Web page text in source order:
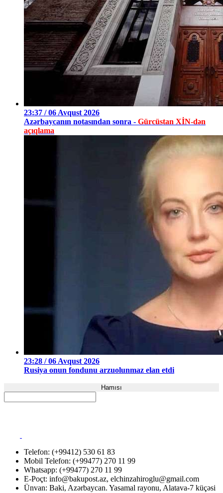
23:37 / 06 Avqust 2026
Azərbaycanın notasından sonra - Gürcüstan XİN-dən
açıqlama
23:28 / 06 Avqust 2026
Rusiya onun fondunu arzuolunmaz elan etdi
Hamısı
Telefon: (+99412) 530 61 83
Mobil Telefon: (+99477) 270 11 99
Whatsapp: (+99477) 270 11 99
E-Poçt: info@bakupost.az, elchinzahiroglu@gmail.com
Ünvan: Baki, Azərbaycan. Yasamal rayonu, Alatava-7 küçəsi